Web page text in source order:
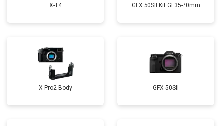
X-T4 GFX 50SII Kit GF35-70mm
X-Pro2 Body GFX 50SII